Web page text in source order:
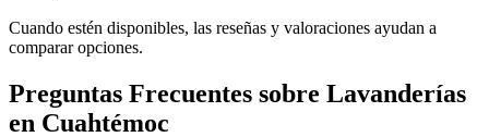
Cuando estén disponibles, las reseñas y valoraciones ayudan a
comparar opciones.
Preguntas Frecuentes sobre Lavanderías
en Cuahtémoc